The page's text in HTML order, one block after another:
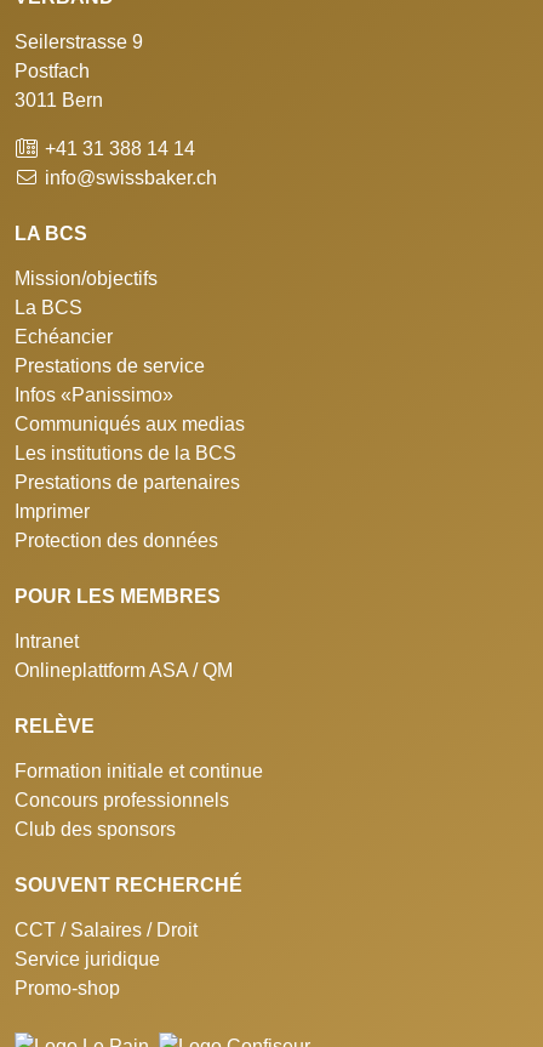
Seilerstrasse 9
Postfach
3011 Bern
+41 31 388 14 14
info@swissbaker.ch
LA BCS
Mission/objectifs
La BCS
Echéancier
Prestations de service
Infos «Panissimo»
Communiqués aux medias
Les institutions de la BCS
Prestations de partenaires
Imprimer
Protection des données
POUR LES MEMBRES
Intranet
Onlineplattform ASA / QM
RELÈVE
Formation initiale et continue
Concours professionnels
Club des sponsors
SOUVENT RECHERCHÉ
CCT / Salaires / Droit
Service juridique
Promo-shop